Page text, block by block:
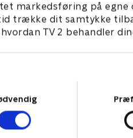
markedsføring på egne
trække dit samtykke
TV 2 behandler